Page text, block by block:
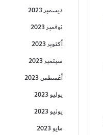
ديسمبر 2023
نوفمبر 2023
أكتوبر 2023
سبتمبر 2023
أغسطس 2023
يوليو 2023
يونيو 2023
مايو 2023